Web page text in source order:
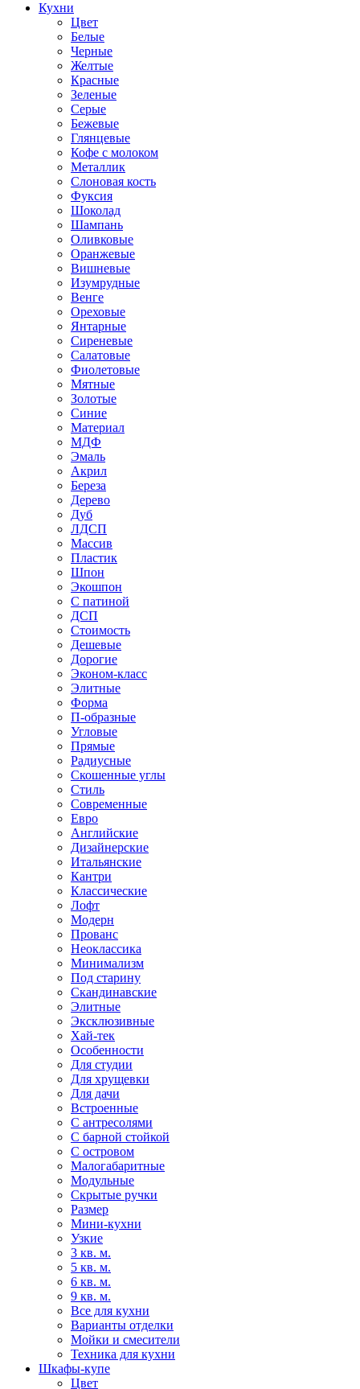
Кухни
Цвет
Белые
Черные
Желтые
Красные
Зеленые
Серые
Бежевые
Глянцевые
Кофе с молоком
Металлик
Слоновая кость
Фуксия
Шоколад
Шампань
Оливковые
Оранжевые
Вишневые
Изумрудные
Венге
Ореховые
Янтарные
Сиреневые
Салатовые
Фиолетовые
Мятные
Золотые
Синие
Материал
МДФ
Эмаль
Акрил
Береза
Дерево
Дуб
ЛДСП
Массив
Пластик
Шпон
Экошпон
С патиной
ДСП
Стоимость
Дешевые
Дорогие
Эконом-класс
Элитные
Форма
П-образные
Угловые
Прямые
Радиусные
Скошенные углы
Стиль
Современные
Евро
Английские
Дизайнерские
Итальянские
Кантри
Классические
Лофт
Модерн
Прованс
Неоклассика
Минимализм
Под старину
Скандинавские
Элитные
Эксклюзивные
Хай-тек
Особенности
Для студии
Для хрущевки
Для дачи
Встроенные
С антресолями
С барной стойкой
С островом
Малогабаритные
Модульные
Скрытые ручки
Размер
Мини-кухни
Узкие
3 кв. м.
5 кв. м.
6 кв. м.
9 кв. м.
Все для кухни
Варианты отделки
Мойки и смесители
Техника для кухни
Шкафы-купе
Цвет